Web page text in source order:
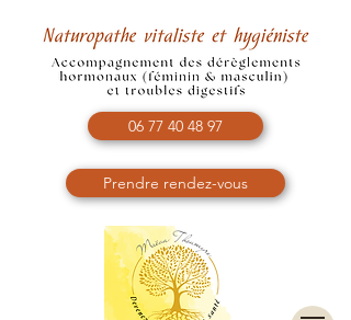
06 77 40 48 97
Prendre rendez-vous